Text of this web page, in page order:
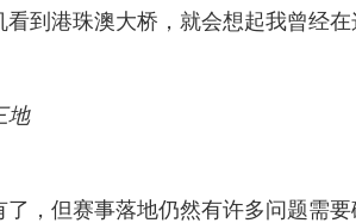
看到港珠澳大桥，就会想起我曾经在
地
了，但赛事落地仍然有许多问题需